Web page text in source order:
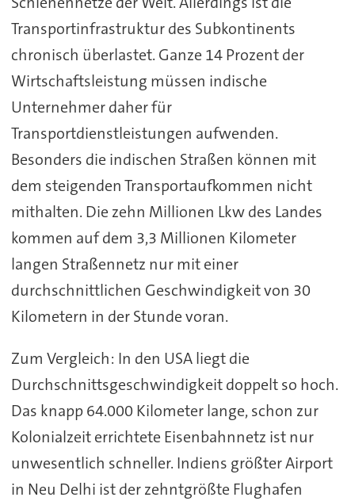
Transportinfrastruktur des Subkontinents
chronisch überlastet. Ganze 14 Prozent der
Wirtschaftsleistung müssen indische
Unternehmer daher für
Transportdienstleistungen aufwenden.
Besonders die indischen Straßen können mit
dem steigenden Transportaufkommen nicht
mithalten. Die zehn Millionen Lkw des Landes
kommen auf dem 3,3 Millionen Kilometer
langen Straßennetz nur mit einer
durchschnittlichen Geschwindigkeit von 30
Kilometern in der Stunde voran.
Zum Vergleich: In den USA liegt die
Durchschnittsgeschwindigkeit doppelt so hoch.
Das knapp 64.000 Kilometer lange, schon zur
Kolonialzeit errichtete Eisenbahnnetz ist nur
unwesentlich schneller. Indiens größter Airport
in Neu Delhi ist der zehntgrößte Flughafen